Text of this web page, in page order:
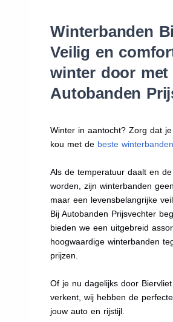
Winterbanden
Veilig en
winter door met
Autobanden
Winter in aantocht? Zorg dat
kou met de beste winterbanden
Als de temperatuur daalt en
worden, zijn winterbanden
maar een levensbelangrijke
Bij Autobanden Prijsvechter
bieden we een uitgebreid
hoogwaardige winterbanden
prijzen.
Of je nu dagelijks door
verkent, wij hebben de
jouw auto en rijstijl.